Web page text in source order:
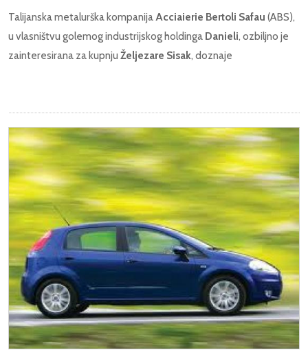
Talijanska metalurška kompanijaAcciaierie Bertoli Safau (ABS),
u vlasništvu golemog industrijskog holdinga Danieli, ozbiljno je
zainteresirana za kupnju Željezare Sisak, doznaje